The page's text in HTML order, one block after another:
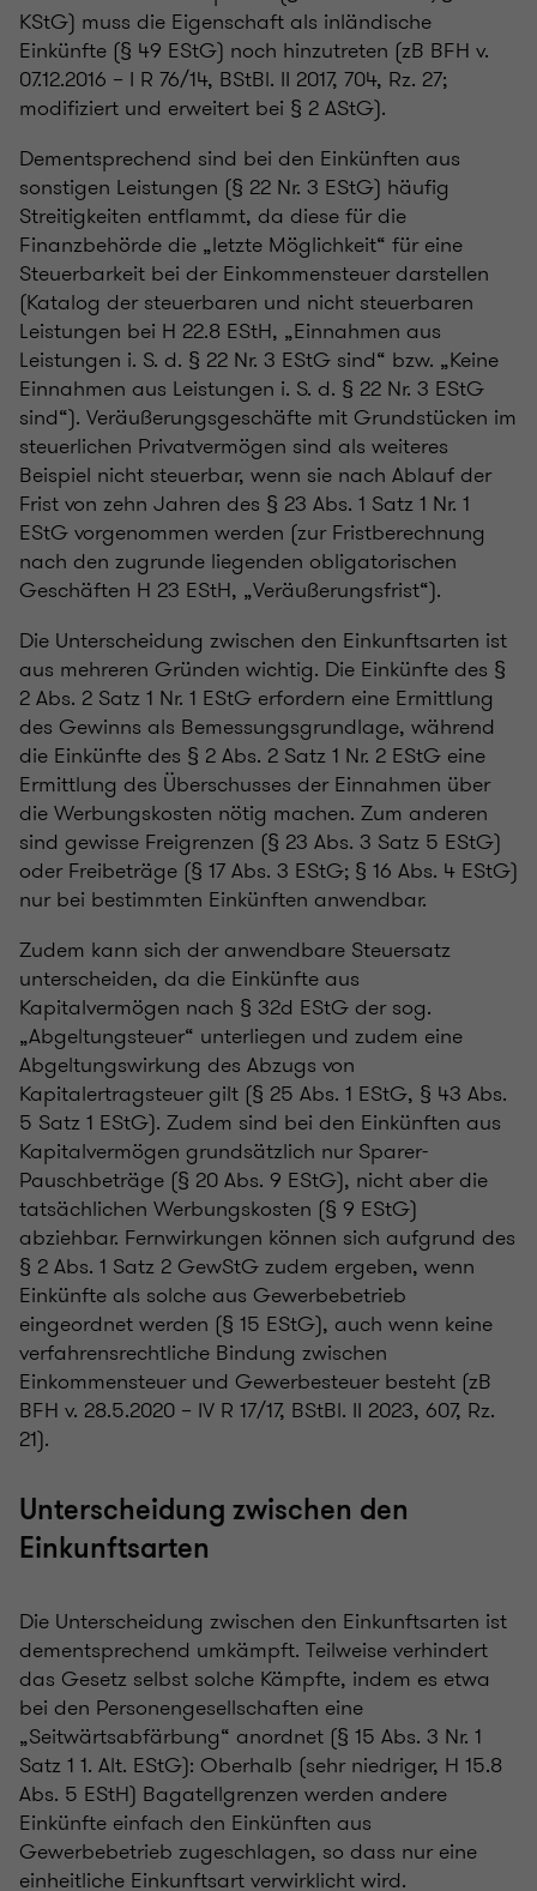
KStG) muss die Eigenschaft als inländische
Einkünfte (§ 49 EStG) noch hinzutreten (zB BFH v.
07.12.2016 – I R 76/14, BStBl. II 2017, 704, Rz. 27;
modifiziert und erweitert bei § 2 AStG).
Dementsprechend sind bei den Einkünften aus
sonstigen Leistungen (§ 22 Nr. 3 EStG) häufig
Streitigkeiten entflammt, da diese für die
Finanzbehörde die „letzte Möglichkeit“ für eine
Steuerbarkeit bei der Einkommensteuer darstellen
(Katalog der steuerbaren und nicht steuerbaren
Leistungen bei H 22.8 EStH, „Einnahmen aus
Leistungen i. S. d. § 22 Nr. 3 EStG sind“ bzw. „Keine
Einnahmen aus Leistungen i. S. d. § 22 Nr. 3 EStG
sind“). Veräußerungsgeschäfte mit Grundstücken im
steuerlichen Privatvermögen sind als weiteres
Beispiel nicht steuerbar, wenn sie nach Ablauf der
Frist von zehn Jahren des § 23 Abs. 1 Satz 1 Nr. 1
EStG vorgenommen werden (zur Fristberechnung
nach den zugrunde liegenden obligatorischen
Geschäften H 23 EStH, „Veräußerungsfrist“).
Die Unterscheidung zwischen den Einkunftsarten ist
aus mehreren Gründen wichtig. Die Einkünfte des §
2 Abs. 2 Satz 1 Nr. 1 EStG erfordern eine Ermittlung
des Gewinns als Bemessungsgrundlage, während
die Einkünfte des § 2 Abs. 2 Satz 1 Nr. 2 EStG eine
Ermittlung des Überschusses der Einnahmen über
die Werbungskosten nötig machen. Zum anderen
sind gewisse Freigrenzen (§ 23 Abs. 3 Satz 5 EStG)
oder Freibeträge (§ 17 Abs. 3 EStG; § 16 Abs. 4 EStG)
nur bei bestimmten Einkünften anwendbar.
Zudem kann sich der anwendbare Steuersatz
unterscheiden, da die Einkünfte aus
Kapitalvermögen nach § 32d EStG der sog.
„Abgeltungsteuer“ unterliegen und zudem eine
Abgeltungswirkung des Abzugs von
Kapitalertragsteuer gilt (§ 25 Abs. 1 EStG, § 43 Abs.
5 Satz 1 EStG). Zudem sind bei den Einkünften aus
Kapitalvermögen grundsätzlich nur Sparer-
Pauschbeträge (§ 20 Abs. 9 EStG), nicht aber die
tatsächlichen Werbungskosten (§ 9 EStG)
abziehbar. Fernwirkungen können sich aufgrund des
§ 2 Abs. 1 Satz 2 GewStG zudem ergeben, wenn
Einkünfte als solche aus Gewerbebetrieb
eingeordnet werden (§ 15 EStG), auch wenn keine
verfahrensrechtliche Bindung zwischen
Einkommensteuer und Gewerbesteuer besteht (zB
BFH v. 28.5.2020 – IV R 17/17, BStBl. II 2023, 607, Rz.
21).
Unterscheidung zwischen den
Einkunftsarten
Die Unterscheidung zwischen den Einkunftsarten ist
dementsprechend umkämpft. Teilweise verhindert
das Gesetz selbst solche Kämpfte, indem es etwa
bei den Personengesellschaften eine
„Seitwärtsabfärbung“ anordnet (§ 15 Abs. 3 Nr. 1
Satz 1 1. Alt. EStG): Oberhalb (sehr niedriger, H 15.8
Abs. 5 EStH) Bagatellgrenzen werden andere
Einkünfte einfach den Einkünften aus
Gewerbebetrieb zugeschlagen, so dass nur eine
einheitliche Einkunftsart verwirklicht wird.